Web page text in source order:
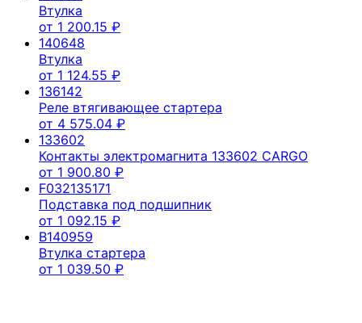
Втулка
от 1 200.15 ₽
140648
Втулка
от 1 124.55 ₽
136142
Реле втягивающее стартера
от 4 575.04 ₽
133602
Контакты электромагнита 133602 CARGO
от 1 900.80 ₽
F032135171
Подставка под подшипник
от 1 092.15 ₽
B140959
Втулка стартера
от 1 039.50 ₽